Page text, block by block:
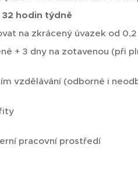
hodin týdně
na zkrácený úvazek od 0,2
+ 3 dny na zotavenou (při
vzdělávání (odborné i
pracovní prostředí